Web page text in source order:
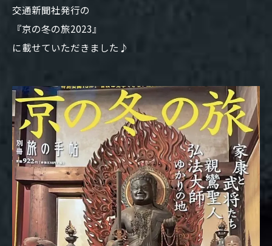
交通新聞社発行の
『京の冬の旅2023』
に載せていただきました♪